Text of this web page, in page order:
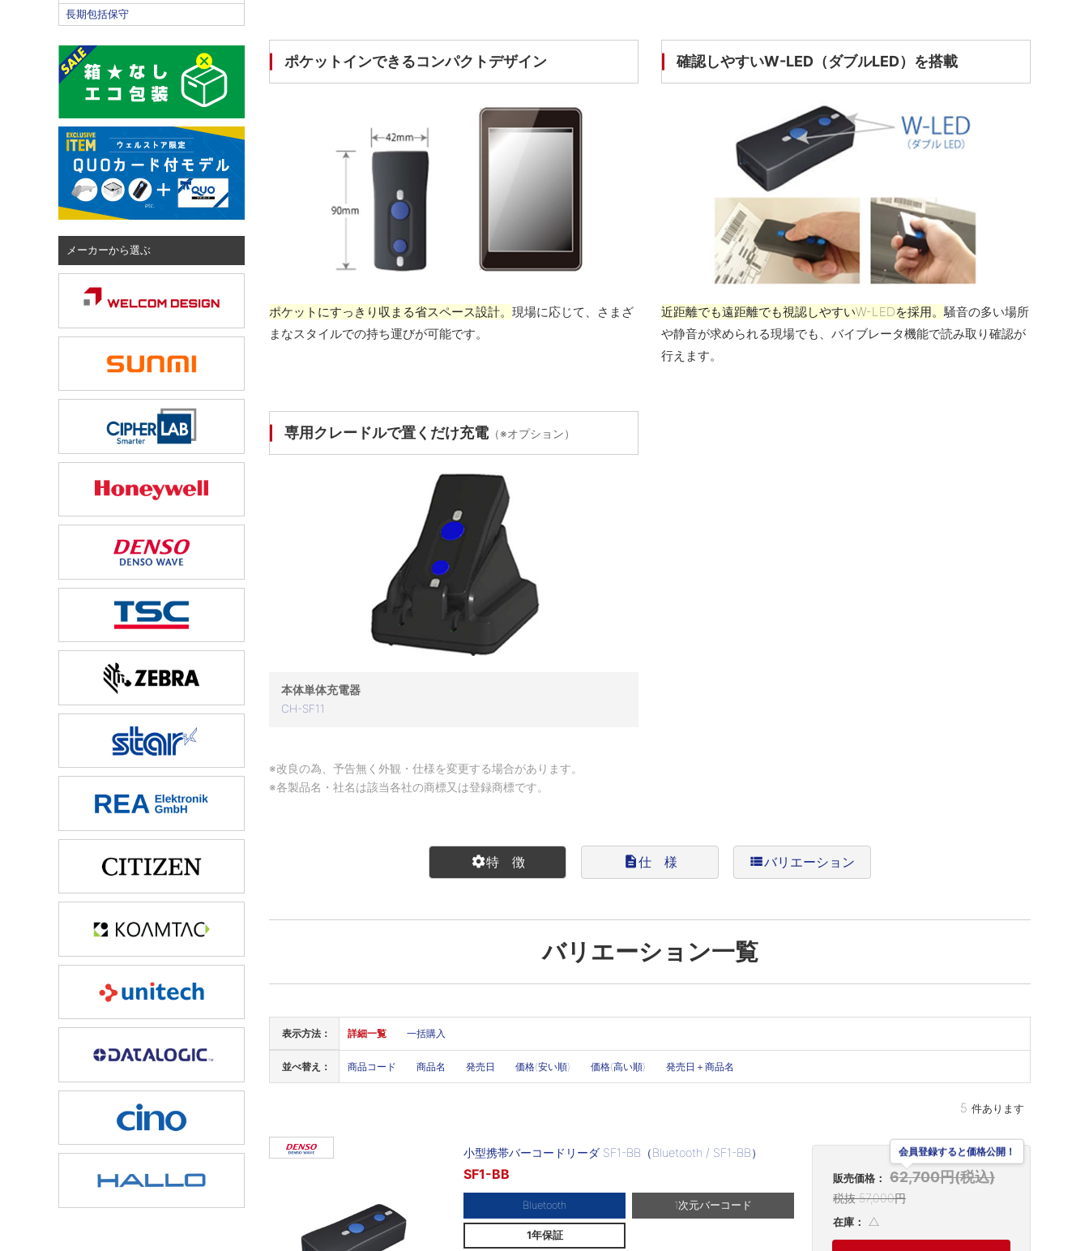
長期包括保守
メーカーから選ぶ
ポケットインできるコンパクトデザイン
ポケットにすっきり収まる省スペース設計。 現場に応じて、さまざ
まなスタイルでの持ち運びが可能です。
確認しやすいW-LED（ダブルLED）を搭載
近距離でも遠距離でも視認しやすいW-LEDを採用。騒音の多い場所
や静音が求められる現場でも、バイブレータ機能で読み取り確認が
行えます。
専用クレードルで置くだけ充電（※オプション）
本体単体充電器
CH-SF11
※改良の為、予告無く外観・仕様を変更する場合があります。
※各製品名・社名は該当各社の商標又は登録商標です。
settings特 徴 description仕 様 view_listバリエーション
バリエーション一覧
表示方法： 詳細一覧 一括購入
並べ替え： 商品コード 商品名 発売日 価格(安い順) 価格(高い順) 発売日＋商品名
5 件あります
小型携帯バーコードリーダ SF1-BB（Bluetooth / SF1-BB）
SF1-BB 販売価格： 62,700円(税込)
会員登録すると価格公開！
税抜 57,000円
在庫： △
Bluetooth 1次元バーコード
1年保証